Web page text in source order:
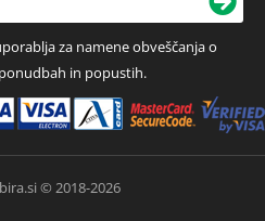
za namene obveščanja o
in popustih.
© 2018-2026